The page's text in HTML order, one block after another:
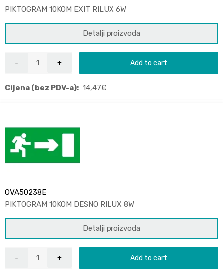
PIKTOGRAM 10KOM EXIT RILUX 6W
Detalji proizvoda
Add to cart
Cijena (bez PDV-a): 14,47€
OVA50238E
PIKTOGRAM 10KOM DESNO RILUX 8W
Detalji proizvoda
Add to cart